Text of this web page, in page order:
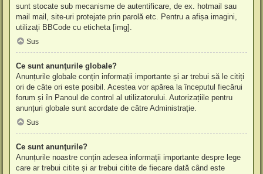
sunt stocate sub mecanisme de autentificare, de ex. hotmail sau
mail mail, site-uri protejate prin parolă etc. Pentru a afișa imagini,
utilizați BBCode cu eticheta [img].
Sus
Ce sunt anunţurile globale?
Anunțurile globale conțin informații importante și ar trebui să le citiți
ori de câte ori este posibil. Acestea vor apărea la începutul fiecărui
forum și în Panoul de control al utilizatorului. Autorizațiile pentru
anunțuri globale sunt acordate de către Administrație.
Sus
Ce sunt anunţurile?
Anunțurile noastre conțin adesea informații importante despre lege
care ar trebui citite și ar trebui citite de fiecare dată când este